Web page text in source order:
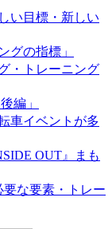
い目標・新しい
グの指標」
・トレーニング
編」
車イベントが多
OUT』まも
な要素・トレー